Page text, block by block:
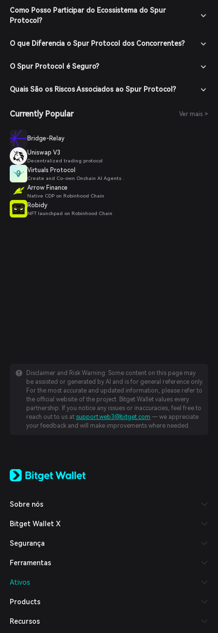
Como Posso Participar do Ecossistema do Spur
Protocol?
O que Diferencia o Spur Protocol dos Concorrentes?
O Spur Protocol é Seguro?
Quais São os Riscos Associados ao Spur Protocol?
Currently Popular Ver mais >
Bridge-Relay
Uniswap V3
Decentralized trading protocol
Virtuals Protocol
Create and Co-own Onchain AI Agents .
Arrow Finance
Native CDP on Robinhood Chain
Robidy
NFT launchpad on Robinhood Chain
Disclaimer and Risk Warning: Some content on this page may
be assisted or generated by AI and is for general reference only.
For the most accurate and updated information, please refer to
the official website of the project. Bitget Wallet values every
partnership. If you notice any issues or inaccuracies, feel free to
reach out to us at support.web3@bitget.com — we appreciate
your feedback and will make improvements where needed.
日本語
Español (Latinoamérica)
Italiano
Deutsch
繁體中文
Bahasa Indonesia
हिन्दी
Sobre nós
Bitget Wallet X
Segurança
Ferramentas
Ativos
Products
Recursos